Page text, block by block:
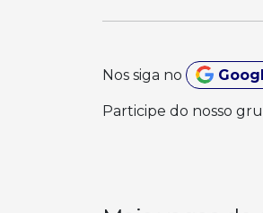
Nos siga no
Participe do nosso